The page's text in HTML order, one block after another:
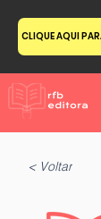
CLIQUE AQUI
< Voltar